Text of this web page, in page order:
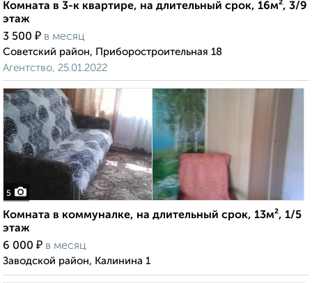
Комната в 3-к квартире, на длительный срок, 16м², 3/9
этаж
3 500 ₽ в месяц
Советский район, Приборостроительная 18
Агентство, 25.01.2022
5
Комната в коммуналке, на длительный срок, 13м², 1/5
этаж
6 000 ₽ в месяц
Заводской район, Калинина 1